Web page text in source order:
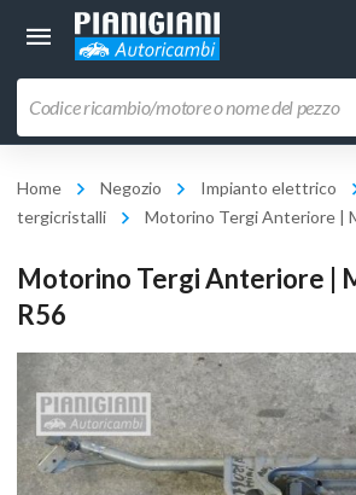
prodotti
Home Negozio Impianto elettrico
tergicristalli
Motorino Tergi Anteriore |
Motorino Tergi Anteriore |
R56